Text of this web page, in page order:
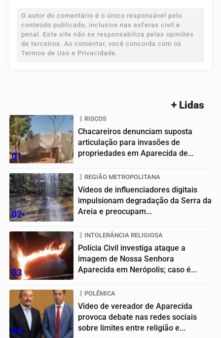
O autor do comentário é o único responsável pelo
conteúdo publicado, inclusive nas esferas civil e
penal. Este site não se responsabiliza pelas opiniões
de terceiros. Ao comentar, você concorda com os
Termos de Uso e Privacidade.
+ Lidas
01
RISCOS
Chacareiros denunciam suposta
articulação para invasões de
propriedades em Aparecida de
02
REGIÃO METROPOLITANA
Vídeos de influenciadores digitais
impulsionam degradação da Serra da
Areia e preocupam...
03
INTOLERÂNCIA RELIGIOSA
Polícia Civil investiga ataque a
imagem de Nossa Senhora
Aparecida em Nerópolis; caso é...
04
POLÊMICA
Vídeo de vereador de Aparecida
provoca debate nas redes sociais
sobre limites entre religião e...